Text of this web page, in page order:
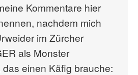
Kommentare hier
nachdem mich
im Zürcher
als Monster
einen Käfig brauche: